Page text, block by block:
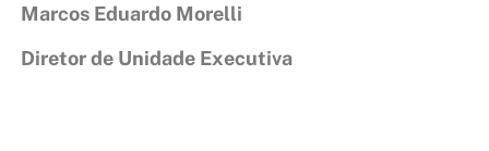
Marcos Eduardo Morelli
Diretor de Unidade Executiva